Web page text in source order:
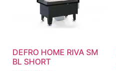
DEFRO HOME RIVA SM
BL SHORT